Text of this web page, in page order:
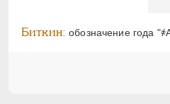
Биткин: обозначение года